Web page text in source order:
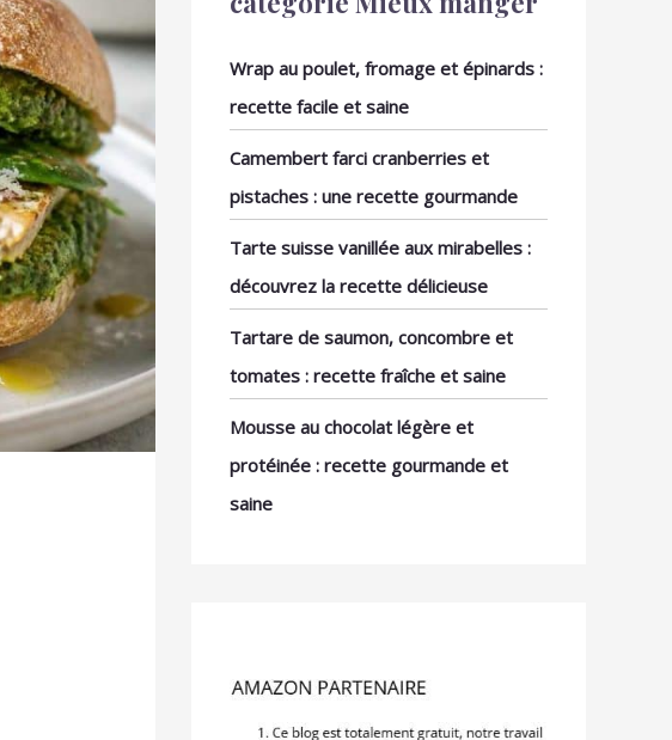
Wrap au poulet, fromage et épinards :
recette facile et saine
Camembert farci cranberries et
pistaches : une recette gourmande
Tarte suisse vanillée aux mirabelles :
découvrez la recette délicieuse
Tartare de saumon, concombre et
tomates : recette fraîche et saine
Mousse au chocolat légère et
protéinée : recette gourmande et
saine